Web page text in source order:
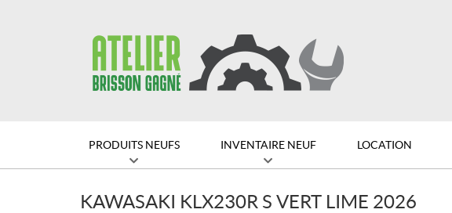
PRODUITS NEUFS INVENTAIRE NEUF LOCATION
KAWASAKI KLX230R S VERT LIME 2026